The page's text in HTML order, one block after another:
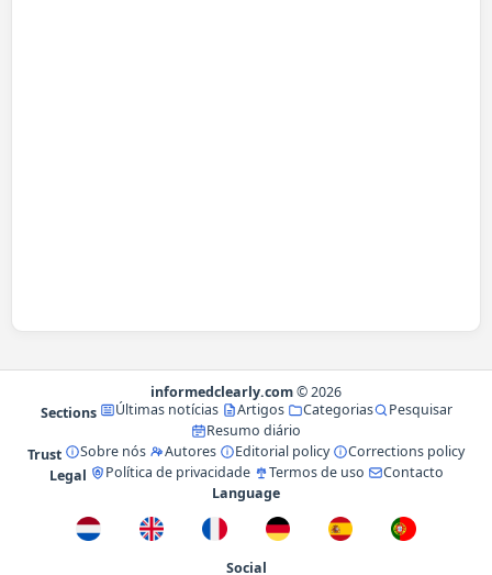
informedclearly.com© 2026
Sections
Últimas notícias Artigos Categorias
Pesquisar
Resumo diário
Trust
Sobre nós Autores Editorial policy
Corrections policy
Legal
Política de privacidade Termos de uso
Contacto
Language
Social